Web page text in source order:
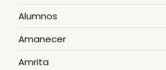
Alumnos
Amanecer
Amrita